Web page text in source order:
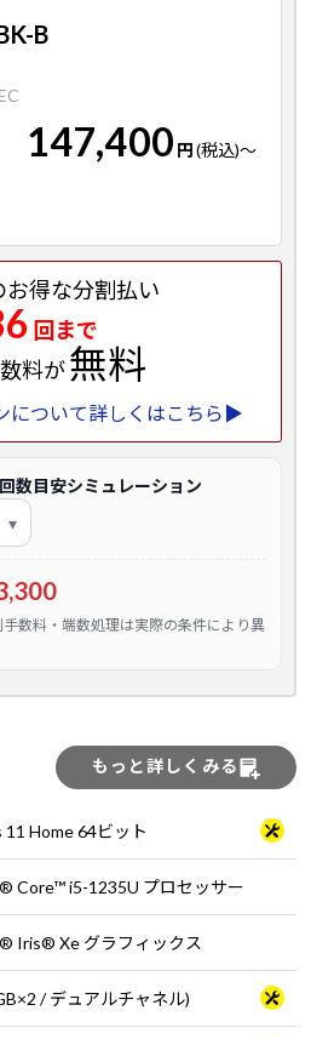
B
147,400 円(税込)～
お得な分割払い
回まで
料が無料
について詳しくはこちら▶
数目安シミュレーション
数料・端数処理は実際の条件により異
もっと詳しくみる
Home 64ビット
Core™ i5-1235U プロセッサー
Iris® Xe グラフィックス
/ デュアルチャネル)